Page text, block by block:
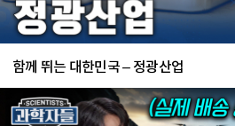
함께 뛰는 대한민국 – 정광산업